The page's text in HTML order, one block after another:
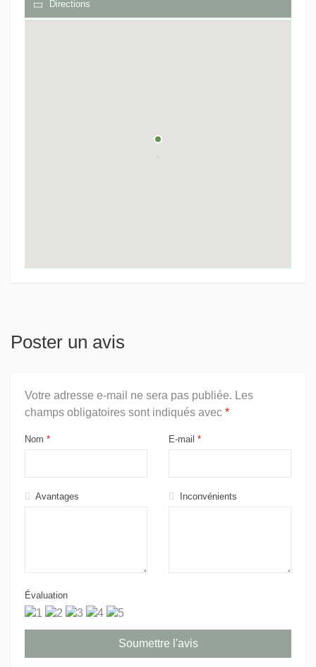
Directions
Poster un avis
Votre adresse e-mail ne sera pas publiée. Les
champs obligatoires sont indiqués avec *
Nom * E-mail *
Avantages Inconvénients
Évaluation